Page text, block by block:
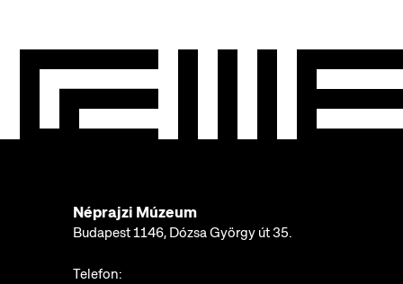
Néprajzi Múzeum
Budapest 1146, Dózsa György út 35.
Telefon: